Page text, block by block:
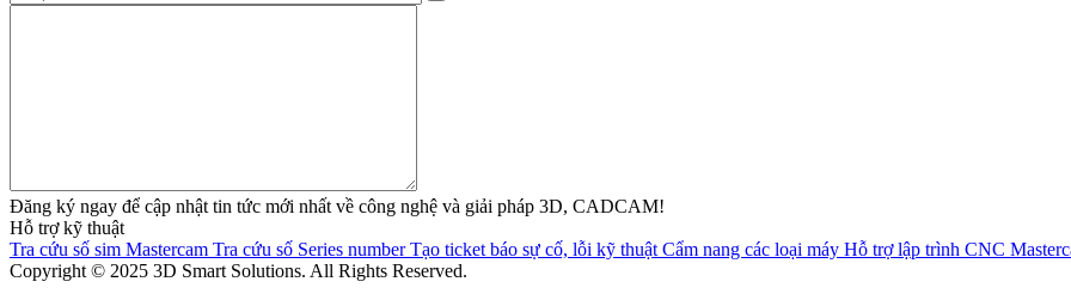
Đăng ký ngay để cập nhật tin tức mới nhất về công nghệ và giải pháp 3D, CADCAM!
Hỗ trợ kỹ thuật
Tra cứu số sim Mastercam Tra cứu số Series number Tạo ticket báo sự cố, lỗi kỹ thuật Cẩm nang các loại máy Hỗ trợ lập trình CNC
Copyright © 2025 3D Smart Solutions. All Rights Reserved.